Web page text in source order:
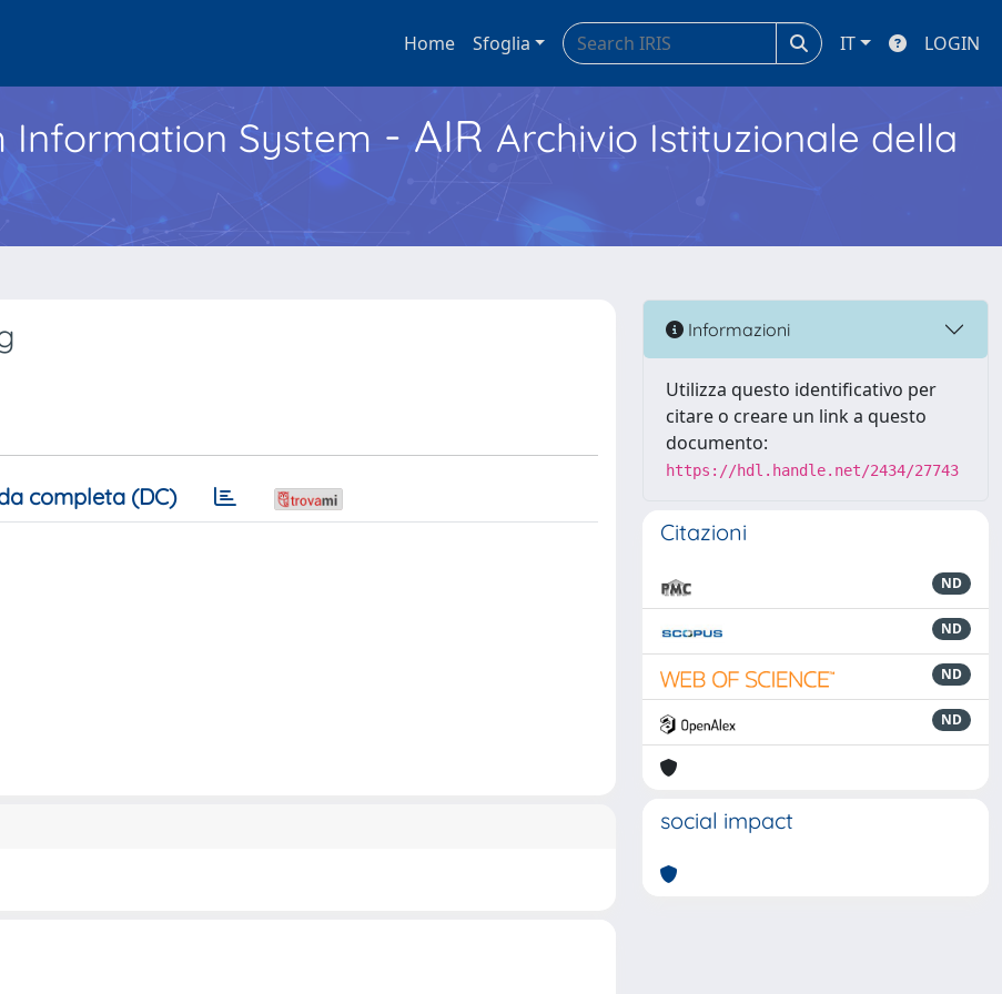
Home Sfoglia IT LOGIN
Information System - AIR Archivio Istituzionale della
completa (DC)
Informazioni
Utilizza questo identificativo per
citare o creare un link a questo
documento:
https://hdl.handle.net/2434/27743
Citazioni
ND
ND
ND
ND
social impact